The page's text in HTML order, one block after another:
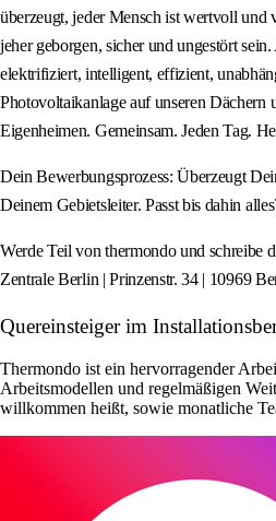
überzeugt, jeder Mensch ist wertvoll und
jeher geborgen, sicher und ungestört
elektrifiziert, intelligent, effizient,
Photovoltaikanlage auf unseren
Eigenheimen. Gemeinsam. Jeden Tag.
Dein Bewerbungsprozess: Überzeugt
Deinem Gebietsleiter. Passt bis dahin
Werde Teil von thermondo und schreibe
Zentrale Berlin | Prinzenstr. 34 | 10969
Quereinsteiger im
Thermondo ist ein hervorragender
Arbeitsmodellen und regelmäßigen
willkommen heißt, sowie monatliche